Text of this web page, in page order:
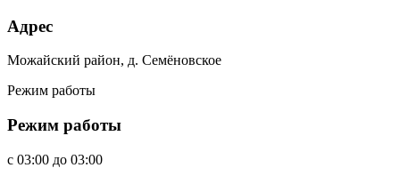
Адрес
Можайский район, д. Семёновское
Режим работы
Режим работы
c 03:00 до 03:00